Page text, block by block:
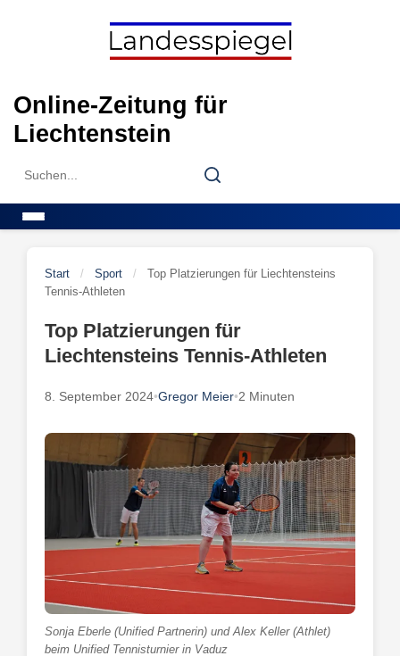
Online-Zeitung für
Liechtenstein
Search
Search
Start / Sport /
Top Platzierungen für Liechtensteins
Tennis-Athleten
Top Platzierungen für
Liechtensteins Tennis-Athleten
8. September 2024•Gregor Meier•2 Minuten
Sonja Eberle (Unified Partnerin) und Alex Keller (Athlet)
beim Unified Tennisturnier in Vaduz